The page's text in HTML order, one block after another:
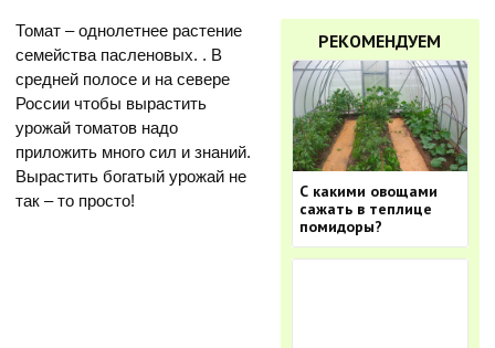
РЕКОМЕНДУЕМ
С какими овощами
сажать в теплице
помидоры?
Томат – однолетнее растение
семейства пасленовых. . В
средней полосе и на севере
России чтобы вырастить
урожай томатов надо
приложить много сил и знаний.
Вырастить богатый урожай не
так – то просто!